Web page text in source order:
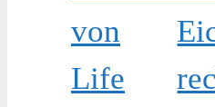
von
Life